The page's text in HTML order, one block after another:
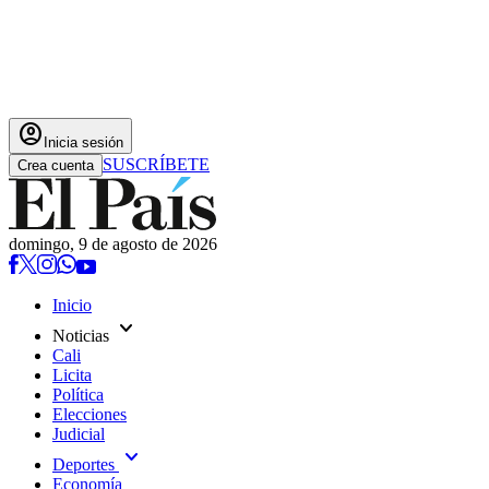
account_circle Inicia sesión
Crea cuenta SUSCRÍBETE
domingo, 9 de agosto de 2026
Inicio
Noticias expand_more
Cali
Licita
Política
Elecciones
Judicial
Deportes expand_more
Economía